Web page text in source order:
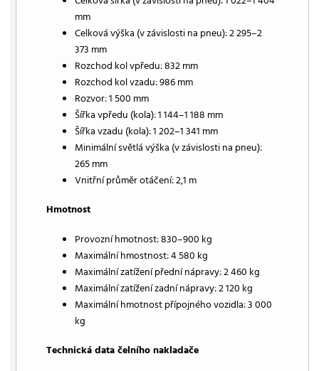
mm
Celková výška (v závislosti na pneu): 2 295–2
373 mm
Rozchod kol vpředu: 832 mm
Rozchod kol vzadu: 986 mm
Rozvor: 1 500 mm
Šířka vpředu (kola): 1 144–1 188 mm
Šířka vzadu (kola): 1 202–1 341 mm
Minimální světlá výška (v závislosti na pneu):
265 mm
Vnitřní průměr otáčení: 2,1 m
Hmotnost
Provozní hmotnost: 830–900 kg
Maximální hmostnost: 4 580 kg
Maximální zatížení přední nápravy: 2 460 kg
Maximální zatížení zadní nápravy: 2 120 kg
Maximální hmotnost přípojného vozidla: 3 000
kg
Technická data čelního nakladače